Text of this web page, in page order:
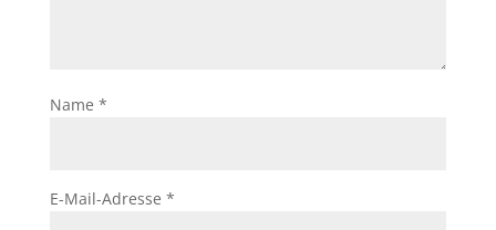
Name *
E-Mail-Adresse *